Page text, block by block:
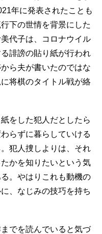
年に発表されたことも
下の世情を背景にした
代子は、コロナウイル
誹謗の貼り紙が行われ
ら夫が書いたのではな
将棋のタイトル戦が絡
をした犯人だとしたら
らずに暮らしていける
犯人捜しよりは、それ
かを知りたいという気
。やはりこれも動機の
、なじみの技巧を持ち
でを読んでいると気づ